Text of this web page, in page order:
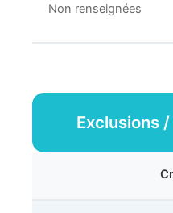
Non renseignées
Exclusions